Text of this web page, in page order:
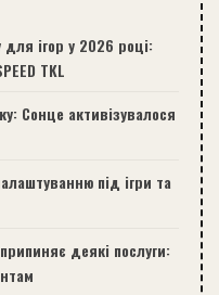
для ігор у 2026 році:
TKL
Сонце активізувалося
під ігри та
деякі послуги: